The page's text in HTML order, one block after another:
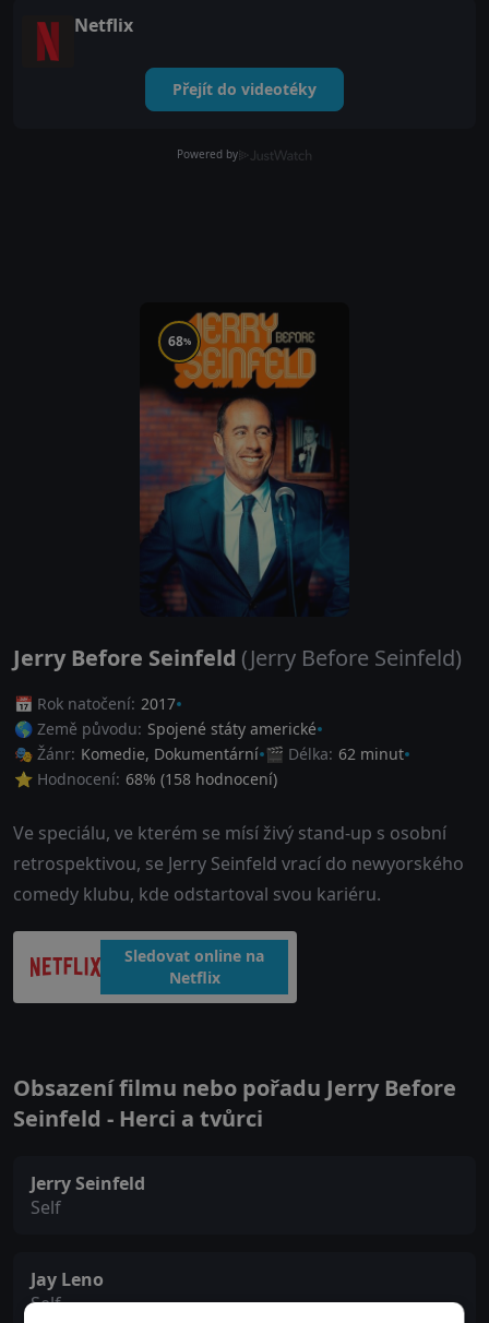
Netflix
Přejít do videotéky
Powered by
68%
Jerry Before Seinfeld (Jerry Before Seinfeld)
📅 Rok natočení: 2017
🌎 Země původu: Spojené státy americké
🎭 Žánr: Komedie, Dokumentární 🎬 Délka: 62 minut
⭐ Hodnocení: 68% (158 hodnocení)
Ve speciálu, ve kterém se mísí živý stand-up s osobní
retrospektivou, se Jerry Seinfeld vrací do newyorského
comedy klubu, kde odstartoval svou kariéru.
Sledovat online na
Netflix
Obsazení filmu nebo pořadu Jerry Before
Seinfeld - Herci a tvůrci
Jerry Seinfeld
Self
Jay Leno
Self